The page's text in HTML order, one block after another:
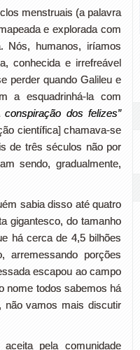
menstruais (a palavra
e explorada com
Nós, humanos, iríamos
conhecida e irrefreável
perder quando Galileu e
a esquadrinhá-la com
conspiração dos felizes”
científica] chamava-se
de três séculos não por
sendo, gradualmente,
sabia disso até quatro
gigantesco, do tamanho
há cerca de 4,5 bilhões
arremessando porções
escapou ao campo
nome todos sabemos há
não vamos mais discutir
pela comunidade